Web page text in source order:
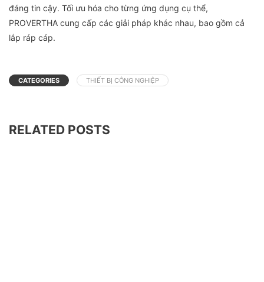
đáng tin cậy. Tối ưu hóa cho từng ứng dụng cụ thể,
PROVERTHA cung cấp các giải pháp khác nhau, bao gồm cả
lắp ráp cáp.
CATEGORIES THIẾT BỊ CÔNG NGHIỆP
RELATED POSTS